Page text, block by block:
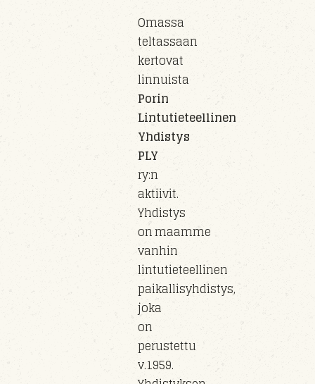
Omassa
teltassaan
kertovat
linnuista
Porin
Lintutieteellinen
Yhdistys
PLY
ry:n
aktiivit.
Yhdistys
on maamme
vanhin
lintutieteellinen
paikallisyhdistys,
joka
on
perustettu
v.1959.